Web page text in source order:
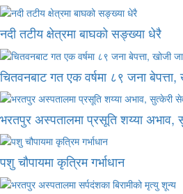
नदी तटीय क्षेत्रमा बाघको सङ्ख्या धेरै
चितवनबाट गत एक वर्षमा ८९ जना बेपत्ता,
भरतपुर अस्पतालमा प्रसूति शय्या अभाव,
पशु चौपायमा कृत्रिम गर्भाधान